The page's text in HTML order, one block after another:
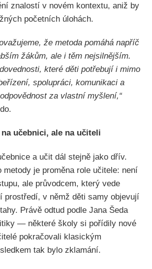
znalostí v novém kontextu, aniž by
početních úlohách.
že metoda pomáhá napříč
žákům, ale i těm nejsilnějším.
které děti potřebují i mimo
spolupráci, komunikaci a
za vlastní myšlení,“
učebnici, ale na učiteli
a učit dál stejně jako dřív.
metody je proměna role učitele: není
ale průvodcem, který vede
prostředí, v němž děti samy objevují
Právě odtud podle Jana Šeda
— některé školy si pořídily nové
pokračovali klasickým
tak bylo zklamání.